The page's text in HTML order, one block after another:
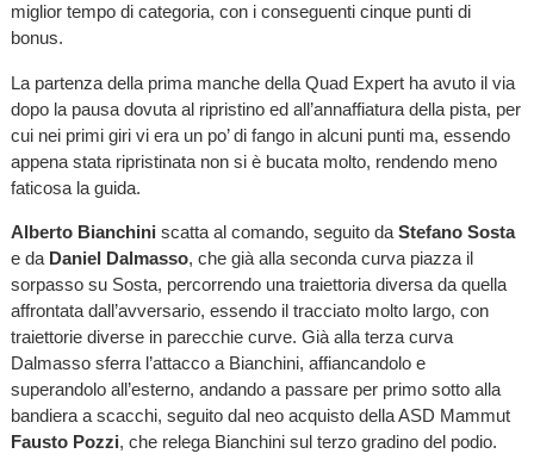
miglior tempo di categoria, con i conseguenti cinque punti di
bonus.
La partenza della prima manche della Quad Expert ha avuto il via
dopo la pausa dovuta al ripristino ed all’annaffiatura della pista, per
cui nei primi giri vi era un po’ di fango in alcuni punti ma, essendo
appena stata ripristinata non si è bucata molto, rendendo meno
faticosa la guida.
Alberto Bianchini scatta al comando, seguito da Stefano Sosta
e da Daniel Dalmasso, che già alla seconda curva piazza il
sorpasso su Sosta, percorrendo una traiettoria diversa da quella
affrontata dall’avversario, essendo il tracciato molto largo, con
traiettorie diverse in parecchie curve. Già alla terza curva
Dalmasso sferra l’attacco a Bianchini, affiancandolo e
superandolo all’esterno, andando a passare per primo sotto alla
bandiera a scacchi, seguito dal neo acquisto della ASD Mammut
Fausto Pozzi, che relega Bianchini sul terzo gradino del podio.